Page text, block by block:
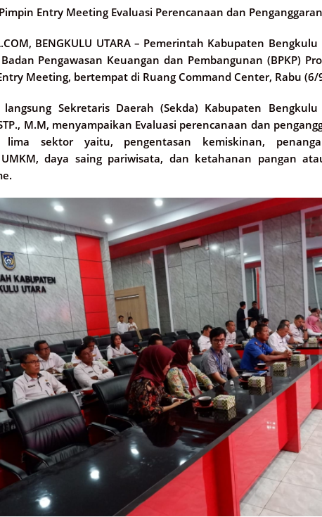
Entry Meeting Evaluasi Perencanaan dan
BENGKULU UTARA – Pemerintah Kabupaten Bengkulu
Pengawasan Keuangan dan Pembangunan (BPKP)
Meeting, bertempat di Ruang Command Center, Rabu (6/
Sekretaris Daerah (Sekda) Kabupaten
M.M, menyampaikan Evaluasi perencanaan dan
sektor yaitu, pengentasan kemiskinan,
daya saing pariwisata, dan ketahanan pangan